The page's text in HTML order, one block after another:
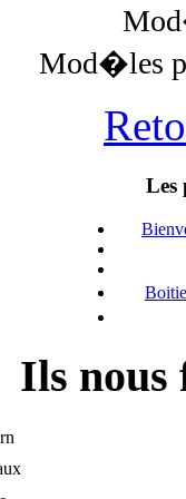
Mod�les
Les
Ils nous